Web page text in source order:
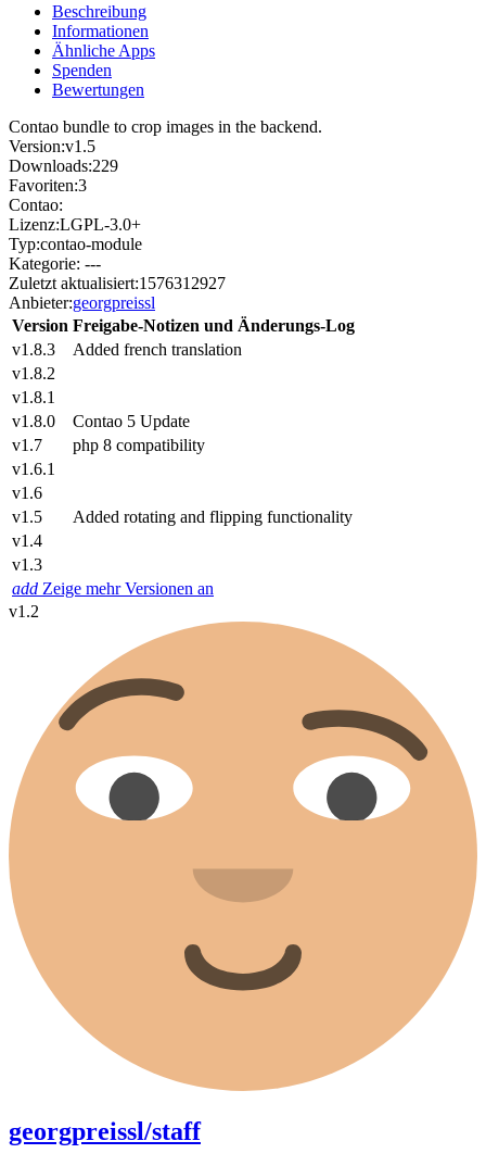
Beschreibung
Informationen
Ähnliche Apps
Spenden
Bewertungen
Contao bundle to crop images in the backend.
Version:v1.5
Downloads:229
Favoriten:3
Contao:
Lizenz:LGPL-3.0+
Typ:contao-module
Kategorie: ---
Zuletzt aktualisiert:1576312927
Anbieter:georgpreissl
Version Freigabe-Notizen und Änderungs-Log
v1.8.3
Added french translation
v1.8.2
v1.8.1
v1.8.0
Contao 5 Update
v1.7
php 8 compatibility
v1.6.1
v1.6
v1.5
Added rotating and flipping functionality
v1.4
v1.3
add Zeige mehr Versionen an
v1.2
georgpreissl/staff